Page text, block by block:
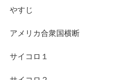
やすじ
アメリカ合衆国横断
サイコロ１